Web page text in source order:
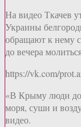
На видео Ткачев
Украины
обращают к нему
до вечера
https://vk.com/
«В Крыму люди
моря, суши и
видео.